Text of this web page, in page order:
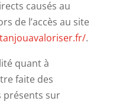
causés au
de l’accès au site
.
quant à
faite des
présents sur